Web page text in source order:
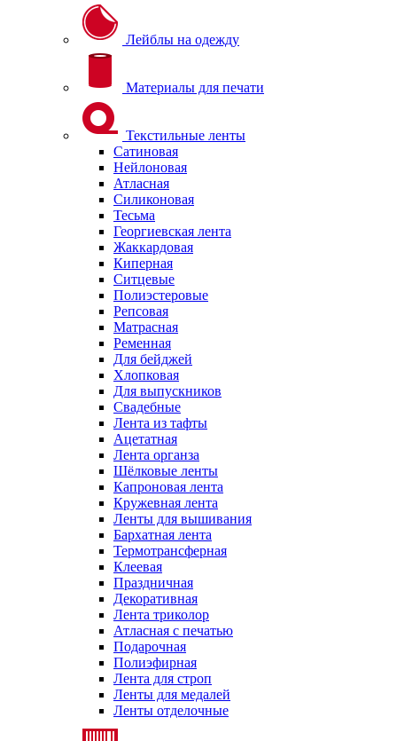
Лейблы на одежду
Материалы для печати
Текстильные ленты
Сатиновая
Нейлоновая
Атласная
Силиконовая
Тесьма
Георгиевская лента
Жаккардовая
Киперная
Ситцевые
Полиэстеровые
Репсовая
Матрасная
Ременная
Для бейджей
Хлопковая
Для выпускников
Свадебные
Лента из тафты
Ацетатная
Лента органза
Шёлковые ленты
Капроновая лента
Кружевная лента
Ленты для вышивания
Бархатная лента
Термотрансферная
Клеевая
Праздничная
Декоративная
Лента триколор
Атласная с печатью
Подарочная
Полиэфирная
Лента для строп
Ленты для медалей
Ленты отделочные